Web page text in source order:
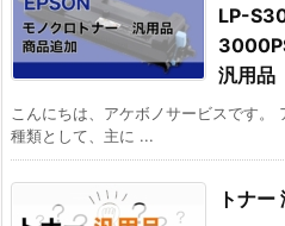
LP-
汎用品
こんにちは、アケボノサービスです。
種類として、主に ...
トナ